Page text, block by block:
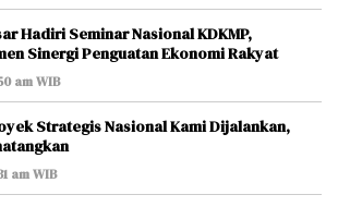
Hadiri Seminar Nasional KDKMP,
Sinergi Penguatan Ekonomi Rakyat
am WIB
Strategis Nasional Kami Dijalankan,
am WIB